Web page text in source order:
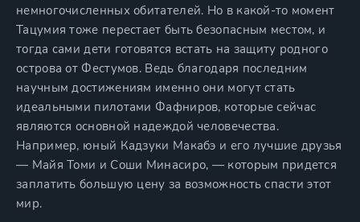
немногочисленных обитателей. Но в какой-то момент
Тацумия тоже перестает быть безопасным местом, и
тогда сами дети готовятся встать на защиту родного
острова от Фестумов. Ведь благодаря последним
научным достижениям именно они могут стать
идеальными пилотами Фафниров, которые сейчас
являются основной надеждой человечества.
Например, юный Кадзуки Макабэ и его лучшие друзья
— Майя Томи и Соши Минасиро, — которым придется
заплатить большую цену за возможность спасти этот
мир.